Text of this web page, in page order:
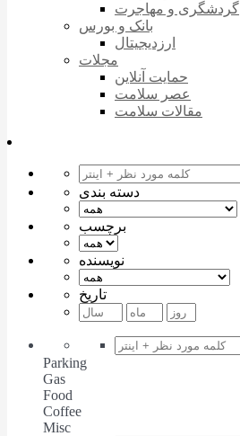
گردشگری و مهاجرت
بانک و بورس
ارزدیجیتال
مجلات
حمایت آنلاین
عصر سلامت
مقالات سلامت
دسته بندی
برچسب
نویسنده
تاریخ
Parking
Gas
Food
Coffee
Misc